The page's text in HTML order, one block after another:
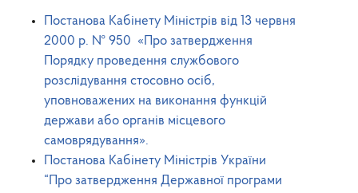
Постанова Кабінету Міністрів від 13 червня
2000 р. № 950 «Про затвердження
Порядку проведення службового
розслідування стосовно осіб,
уповноважених на виконання функцій
держави або органів місцевого
самоврядування».
Постанова Кабінету Міністрів України
“Про затвердження Державної програми